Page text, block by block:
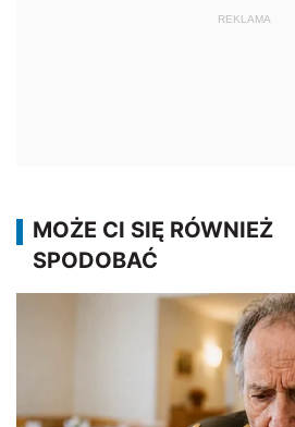
REKLAMA